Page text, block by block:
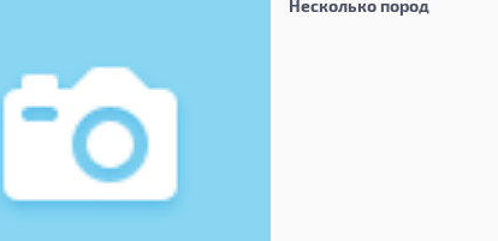
Несколько пород